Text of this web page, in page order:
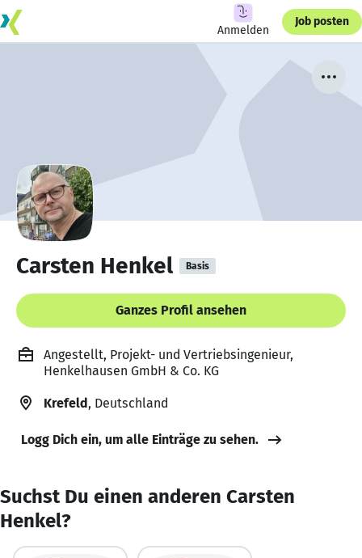
Anmelden
Job posten
Carsten Henkel Basis
Ganzes Profil ansehen
Angestellt, Projekt- und Vertriebsingenieur,
Henkelhausen GmbH & Co. KG
Krefeld, Deutschland
Logg Dich ein, um alle Einträge zu sehen.
Suchst Du einen anderen Carsten
Henkel?